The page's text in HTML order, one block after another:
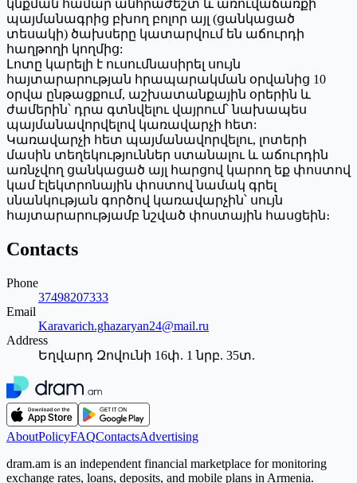
կնքման համար անհրաժեշտ և առուվաճառքի
պայմանագրից բխող բոլոր այլ (ցանկացած
տեսակի) ծախսերը կատարվում են աճուրդի
հաղթողի կողմից:
Լոտը կարելի է ուսումնասիրել սույն
հայտարարության հրապարակման օրվանից 10
օրվա ընթացքում, աշխատանքային օրերին և
ժամերին՝ դրա գտնվելու վայրում՝ նախապես
պայմանավորվելով կառավարչի հետ:
Կառավարչի հետ պայմանավորվելու, լոտերի
մասին տեղեկություններ ստանալու և աճուրդին
առնչվող ցանկացած այլ հարցով կարող եք փոստով
կամ էլեկտրոնային փոստով նամակ գրել
սնանկության գործով կառավարչին՝ սույն
հայտարարությամբ նշված փոստային հասցեին։
Contacts
Phone
37498207333
Email
Karavarich.ghazaryan24@mail.ru
Address
Եղվարդ Զովունի 16փ. 1 նրբ. 35տ.
AboutPolicyFAQContactsAdvertising
dram.am is an independent financial marketplace for monitoring
exchange rates, loans, deposits, and mobile plans in Armenia.